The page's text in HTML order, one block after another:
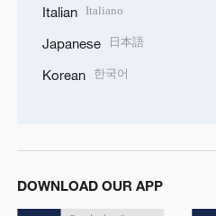
Italian Italiano
Japanese 日本語
Korean 한국어
DOWNLOAD OUR APP